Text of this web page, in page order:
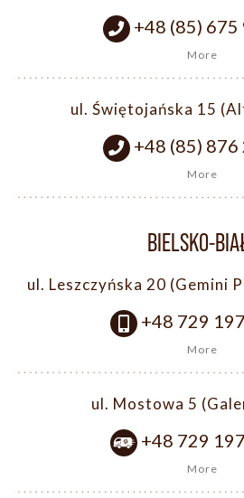
+48 (85) 675
More
ul. Świętojańska 15
+48 (85) 876
More
BIELSKO-
ul. Leszczyńska 20 (Gemini
+48 729
More
ul. Mostowa 5
+48 729
More